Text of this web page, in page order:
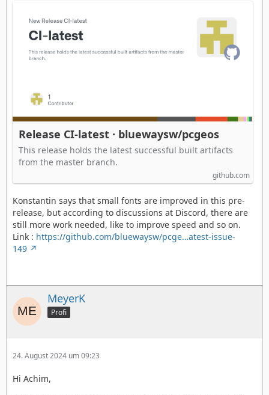
Release CI-latest · bluewaysw/pcgeos
This release holds the latest successful built artifacts
from the master branch.
github.com
Konstantin says that small fonts are improved in this pre-
release, but according to discussions at Discord, there are
still more work needed, like to improve speed and so on.
Link : https://github.com/bluewaysw/pcge…atest-issue-
149
MeyerK
Profi
24. August 2024 um 09:23
Hi Achim,